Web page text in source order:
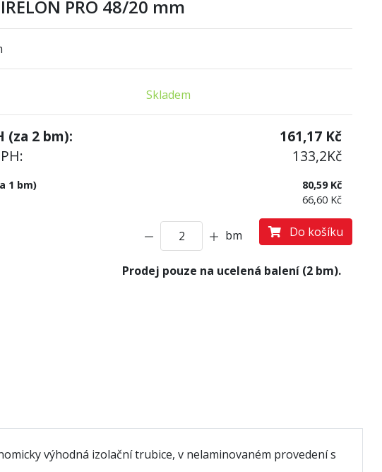
PRO 48/20 mm
Skladem
(za 2 bm): 161,17 Kč
133,2Kč
1 bm)
80,59 Kč
66,60 Kč
bm Do košíku
Prodej pouze na ucelená balení (2 bm).
výhodná izolační trubice, v nelaminovaném provedení s